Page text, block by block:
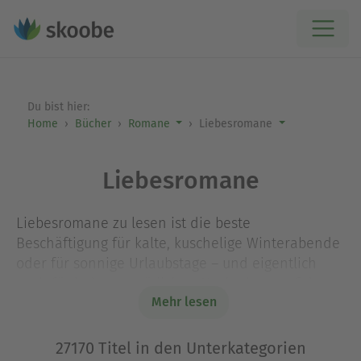
Du bist hier:
Home
Bücher Romane Liebesromane
Liebesromane
Liebesromane zu lesen ist die beste
Beschäftigung für kalte, kuschelige Winterabende
Sofa. Denn zwischen romantischen Geschichten,
Eifersucht, Herzschmerz und Happy Ends lässt es
Mehr lesen
27170 Titel in den Unterkategorien